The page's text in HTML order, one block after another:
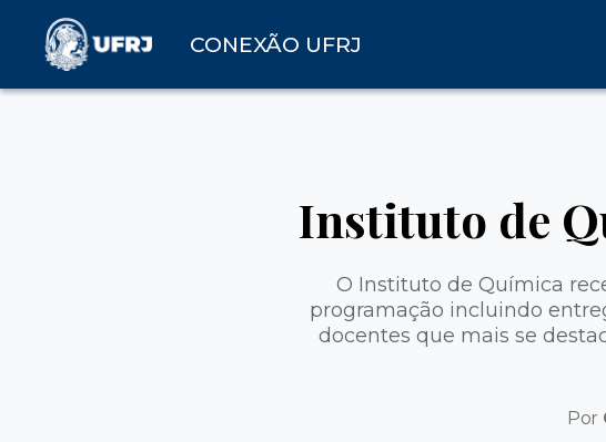
CONEXÃO UFRJ
Instituto de
O Instituto de Química
programação incluindo
docentes que mais se
Por